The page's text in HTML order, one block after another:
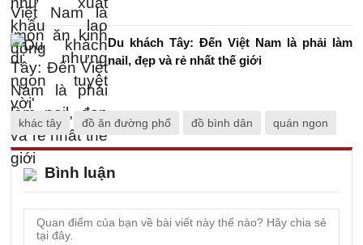
Du khách Tây: Đến Việt Nam là phải làm
nail, đẹp và rẻ nhất thế giới
khác tây đồ ăn đường phố đồ bình dân quán ngon
Bình luận